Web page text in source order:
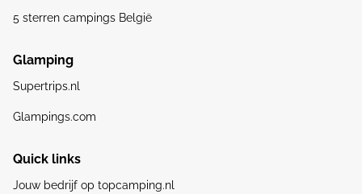
5 sterren campings België
Glamping
Supertrips.nl
Glampings.com
Quick links
Jouw bedrijf op topcamping.nl